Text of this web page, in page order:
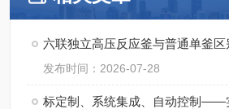
发布时间：2026-07-28
标定制、系统集成、自动控制——